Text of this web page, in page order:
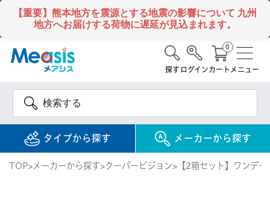
【重要】熊本地方を震源とする地震の影響について 九州
地方へお届けする荷物に遅延が見込まれます。
タイプから探す メーカーから探す
探す ログインカート
0
メニュー
TOP メーカーから探す クーパービジョン 【2箱セット】ワンデ